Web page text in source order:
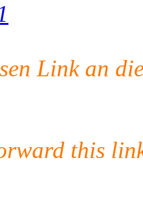
Link an
this